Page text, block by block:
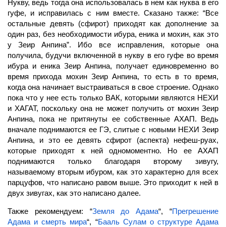
Нукву, ведь тогда она использовалась в нем какнуква в его
гуфе, и исправилась с ним вместе. Сказано также: “Все
остальные девять (сфирот) приходят как дополнение за
один раз, без необходимости ибура, еника и мохин, как это
у Зеир Анпина”. Ибо все исправления, которые она
получила, будучи включенной в нукву в его гуфе во время
ибура и еника Зеир Анпина, получает единовременно во
время прихода мохин Зеир Анпина, то есть в то время,
когда она начинает выстраиваться в свое строение. Однако
пока что у нее есть только ВАК, которыми являются НЕХИ
и ХАГАТ, поскольку она не может получить от мохин Зеир
Анпина, пока не притянуты ее собственныеАХАП. Ведь
вначале поднимаются ее ГЭ, слитые с новыми НЕХИ Зеир
Анпина, и это ее девять сфирот (аспекта) нефеш-руах,
которые приходят к ней одномоментно. Но ее АХАП
поднимаются только благодаря второму зивугу,
называемому вторым ибуром, как это характерно для всех
парцуфов, что написано равом выше. Это приходит к ней в
двух зивугах, как это написано далее.
Также рекомендуем: “Земля до Адама“, “Прегрешение
Адама и смерть мира“, “Бааль Сулам о структуре Адама